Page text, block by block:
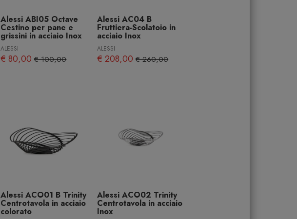
Alessi ABI05 Octave
Cestino per pane e
grissini in acciaio Inox
ALESSI
€ 80,00€ 100,00
Alessi AC04 B
Fruttiera-Scolatoio in
acciaio Inox
ALESSI
€ 208,00€ 260,00
Alessi ACO01 B Trinity
Centrotavola in acciaio
colorato
Alessi ACO02 Trinity
Centrotavola in acciaio
Inox